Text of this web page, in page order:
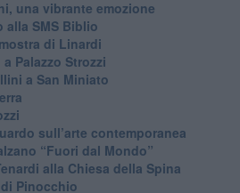
una vibrante emozione
alla SMS Biblio
di Linardi
Palazzo Strozzi
a San Miniato
sull’arte contemporanea
“Fuori dal Mondo”
alla Chiesa della Spina
Pinocchio